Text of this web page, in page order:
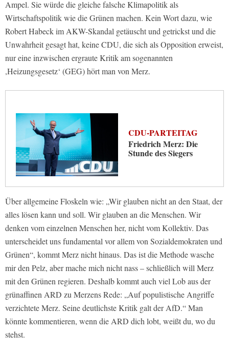
Ampel. Sie würde die gleiche falsche Klimapolitik als
Wirtschaftspolitik wie die Grünen machen. Kein Wort dazu, wie
Robert Habeck im AKW-Skandal getäuscht und getrickst und die
Unwahrheit gesagt hat, keine CDU, die sich als Opposition erweist,
nur eine inzwischen ergraute Kritik am sogenannten
,Heizungsgesetz‘ (GEG) hört man von Merz.
CDU-PARTEITAG
Friedrich Merz: Die
Stunde des Siegers
Über allgemeine Floskeln wie: „Wir glauben nicht an den Staat, der
alles lösen kann und soll. Wir glauben an die Menschen. Wir
denken vom einzelnen Menschen her, nicht vom Kollektiv. Das
unterscheidet uns fundamental vor allem von Sozialdemokraten und
Grünen“, kommt Merz nicht hinaus. Das ist die Methode wasche
mir den Pelz, aber mache mich nicht nass – schließlich will Merz
mit den Grünen regieren. Deshalb kommt auch viel Lob aus der
grünaffinen ARD zu Merzens Rede: „Auf populistische Angriffe
verzichtete Merz. Seine deutlichste Kritik galt der AfD.“ Man
könnte kommentieren, wenn die ARD dich lobt, weißt du, wo du
stehst.